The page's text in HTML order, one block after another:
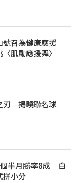
號召為健康應援
肌勵應援舞〉
刃 揭曉聯名球
半月勝率8成 白
拼小分